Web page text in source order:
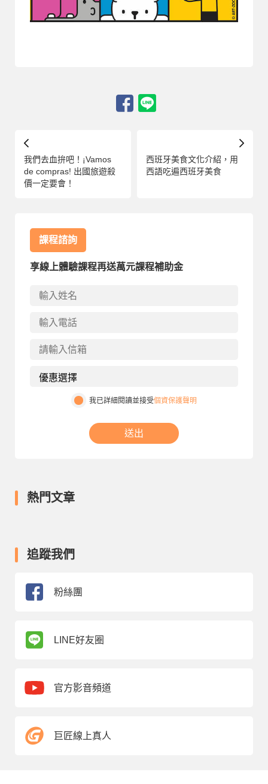
我們去血拚吧！¡Vamos
de compras! 出國旅遊殺
價一定要會！
西班牙美食文化介紹，用
西語吃遍西班牙美食
課程諮詢
享線上體驗課程再送萬元課程補助金
我已詳細閱讀並接受個資保護聲明
送出
熱門文章
追蹤我們
粉絲團
LINE好友圈
官方影音頻道
巨匠線上真人